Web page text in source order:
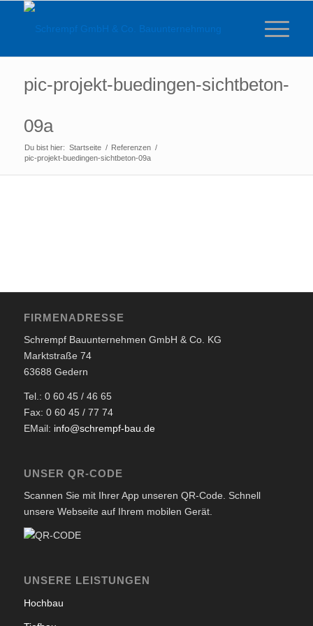
pic-projekt-buedingen-sichtbeton-
09a
Du bist hier: Startseite / Referenzen /
pic-projekt-buedingen-sichtbeton-09a
FIRMENADRESSE
Schrempf Bauunternehmen GmbH & Co. KG
Marktstraße 74
63688 Gedern
Tel.: 0 60 45 / 46 65
Fax: 0 60 45 / 77 74
EMail: info@schrempf-bau.de
UNSER QR-CODE
Scannen Sie mit Ihrer App unseren QR-Code. Schnell
unsere Webseite auf Ihrem mobilen Gerät.
UNSERE LEISTUNGEN
Hochbau